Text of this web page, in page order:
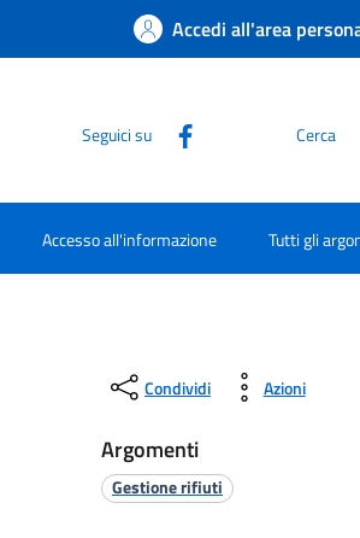
Accedi all'area
Seguici su Cerca
Accesso all'informazione Tutti gli
Condividi Azioni
Argomenti
Gestione rifiuti